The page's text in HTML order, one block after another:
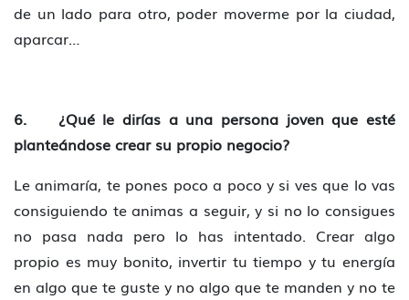
de un lado para otro, poder moverme por la ciudad,
aparcar…
6. ¿Qué le dirías a una persona joven que esté
planteándose crear su propio negocio?
Le animaría, te pones poco a poco y si ves que lo vas
consiguiendo te animas a seguir, y si no lo consigues
no pasa nada pero lo has intentado. Crear algo
propio es muy bonito, invertir tu tiempo y tu energía
en algo que te guste y no algo que te manden y no te